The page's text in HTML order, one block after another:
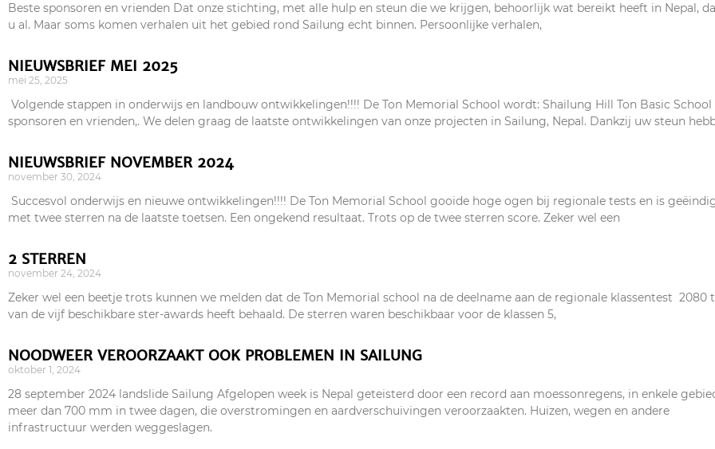
Beste sponsoren en vrienden Dat onze stichting, met alle hulp en steun die we krijgen, behoorlijk wat bereikt heeft in Nepal,
u al. Maar soms komen verhalen uit het gebied rond Sailung echt binnen. Persoonlijke verhalen,
NIEUWSBRIEF MEI 2025
mei 25, 2025
Volgende stappen in onderwijs en landbouw ontwikkelingen!!!! De Ton Memorial School wordt: Shailung Hill Ton Basic School
sponsoren en vrienden,. We delen graag de laatste ontwikkelingen van onze projecten in Sailung, Nepal. Dankzij uw steun
NIEUWSBRIEF NOVEMBER 2024
november 30, 2024
Succesvol onderwijs en nieuwe ontwikkelingen!!!! De Ton Memorial School gooide hoge ogen bij regionale tests en is
met twee sterren na de laatste toetsen. Een ongekend resultaat. Trots op de twee sterren score. Zeker wel een
2 STERREN
november 24, 2024
Zeker wel een beetje trots kunnen we melden dat de Ton Memorial school na de deelname aan de regionale klassentest 2080
van de vijf beschikbare ster-awards heeft behaald. De sterren waren beschikbaar voor de klassen 5,
NOODWEER VEROORZAAKT OOK PROBLEMEN IN SAILUNG
oktober 1, 2024
28 september 2024 landslide Sailung Afgelopen week is Nepal geteisterd door een record aan moessonregens, in enkele
meer dan 700 mm in twee dagen, die overstromingen en aardverschuivingen veroorzaakten. Huizen, wegen en andere
infrastructuur werden weggeslagen.